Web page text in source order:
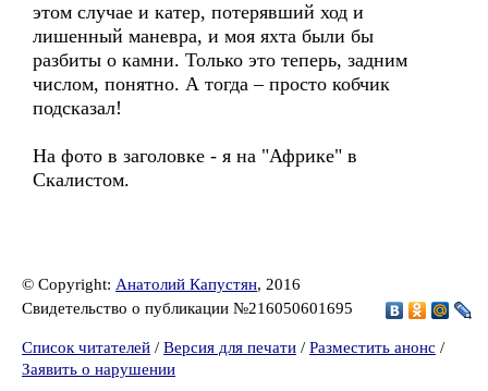
этом случае и катер, потерявший ход и
лишенный маневра, и моя яхта были бы
разбиты о камни. Только это теперь, задним
числом, понятно. А тогда – просто кобчик
подсказал!
На фото в заголовке - я на "Африке" в
Скалистом.
© Copyright: Анатолий Капустян, 2016
Свидетельство о публикации №216050601695
Список читателей / Версия для печати / Разместить анонс /
Заявить о нарушении